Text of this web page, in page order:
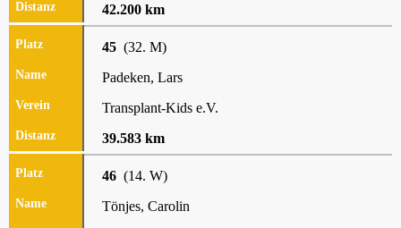
42.200 km
45 (32. M)
Padeken, Lars
Transplant-Kids e.V.
39.583 km
46 (14. W)
Tönjes, Carolin